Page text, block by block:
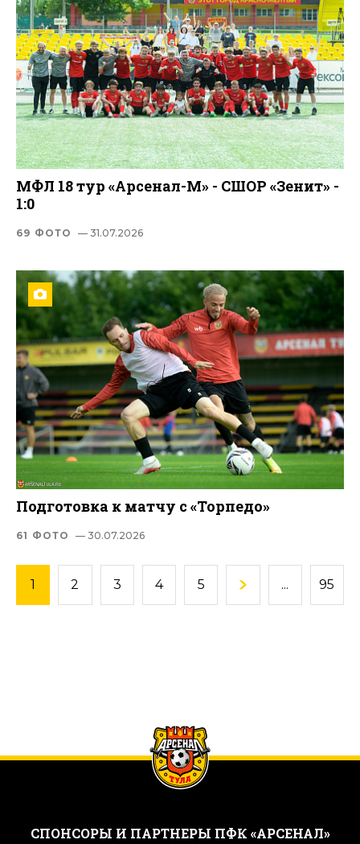
МФЛ 18 тур «Арсенал-М» - СШОР «Зенит» -
1:0
69 ФОТО — 31.07.2026
Подготовка к матчу с «Торпедо»
61 ФОТО — 30.07.2026
1 2 3 4 5 ... 95
CПОНСОРЫ И ПАРТНЕРЫ ПФК «АРСЕНАЛ»